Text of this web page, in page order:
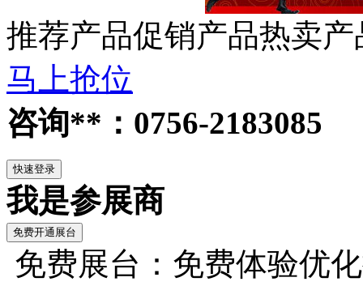
推荐产品促销产品热卖产
马上抢位
咨询**：0756-2183085
我是参展商
免费展台：免费体验优